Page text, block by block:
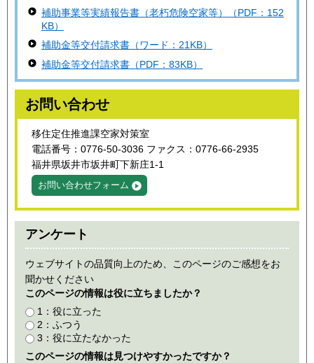
補助事業等実績報告書（老朽危険空家等）（PDF：152
KB）
補助金等交付請求書（ワード：21KB）
補助金等交付請求書（PDF：83KB）
お問い合わせ
移住定住推進課空家対策室
電話番号：0776-50-3036 ファクス：0776-66-2935
福井県坂井市坂井町下新庄1-1
お問い合わせフォーム
アンケート
ウェブサイトの品質向上のため、このページのご感想をお
聞かせください
このページの情報は役に立ちましたか？
1：役に立った
2：ふつう
3：役に立たなかった
このページの情報は見つけやすかったですか？